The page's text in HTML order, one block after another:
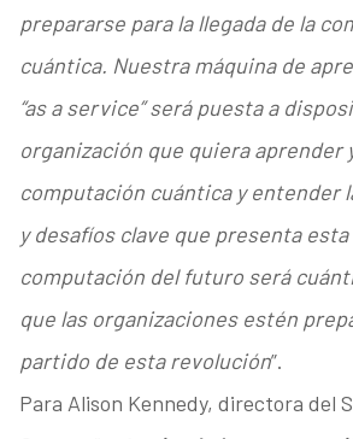
prepararse para la llegada de la
cuántica. Nuestra máquina de
“as a service” será puesta a
organización que quiera aprender
computación cuántica y entender
y desafíos clave que presenta
computación del futuro será
que las organizaciones estén
partido de esta revolución”.
Para Alison Kennedy, directora del